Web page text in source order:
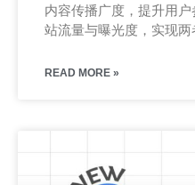
内容传播广度，提升用
站流量与曝光度，实现两
READ MORE »